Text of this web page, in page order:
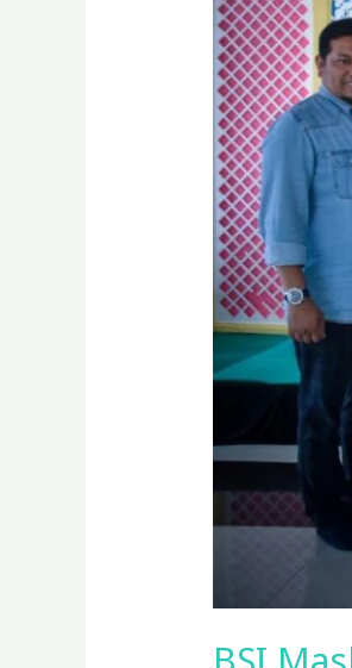
Mobil
Operasional
ke
Pesantren
Cendekia
Amanah